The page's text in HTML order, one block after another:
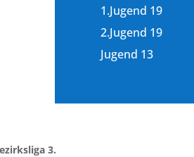
1.Jugend 19
2.Jugend 19
Jugend 13
3.